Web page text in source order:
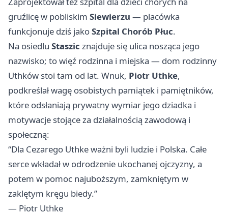
gruźlicę w pobliskim Siewierzu — placówka
funkcjonuje dziś jakoSzpital Chorób Płuc.
Na osiedlu Staszic znajduje się ulica nosząca jego
nazwisko; to więź rodzinna i miejska — dom rodzinny
Uthków stoi tam od lat. Wnuk, Piotr Uthke,
podkreślał wagę osobistych pamiątek i pamiętników,
które odsłaniają prywatny wymiar jego dziadka i
motywacje stojące za działalnością zawodową i
społeczną:
“Dla Cezarego Uthke ważni byli ludzie i Polska. Całe
serce wkładał w odrodzenie ukochanej ojczyzny, a
potem w pomoc najuboższym, zamkniętym w
zaklętym kręgu biedy.”
— Piotr Uthke